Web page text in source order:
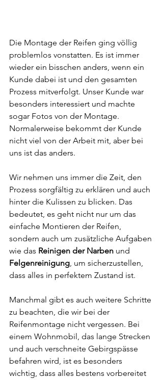
Die Montage der Reifen ging völlig
problemlos vonstatten. Es ist immer
wieder ein bisschen anders, wenn ein
Kunde dabei ist und den gesamten
Prozess mitverfolgt. Unser Kunde war
besonders interessiert und machte
sogar Fotos von der Montage.
Normalerweise bekommt der Kunde
nicht viel von der Arbeit mit, aber bei
uns ist das anders.
Wir nehmen uns immer die Zeit, den
Prozess sorgfältig zu erklären und auch
hinter die Kulissen zu blicken. Das
bedeutet, es geht nicht nur um das
einfache Montieren der Reifen,
sondern auch um zusätzliche Aufgaben
wie das Reinigen der Narben und
Felgenreinigung, um sicherzustellen,
dass alles in perfektem Zustand ist.
Manchmal gibt es auch weitere Schritte
zu beachten, die wir bei der
Reifenmontage nicht vergessen. Bei
einem Wohnmobil, das lange Strecken
und auch verschneite Gebirgspässe
befahren wird, ist es besonders
wichtig, dass alles bestens vorbereitet